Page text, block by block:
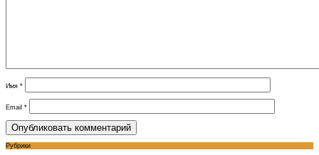
Имя *
Email *
Рубрики